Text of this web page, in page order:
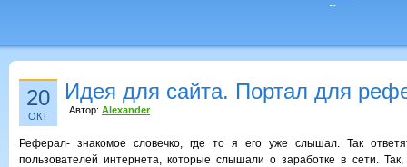
Существует
20
ОКТ
Идея для сайта. Портал для
Автор: Alexander
Реферал- знакомое словечко, где то я его уже слышал. Так
пользователей интернета, которые слышали о заработке в сети.